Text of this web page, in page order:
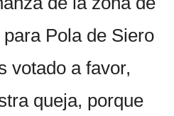
Pola de Siero
votado a favor,
queja, porque